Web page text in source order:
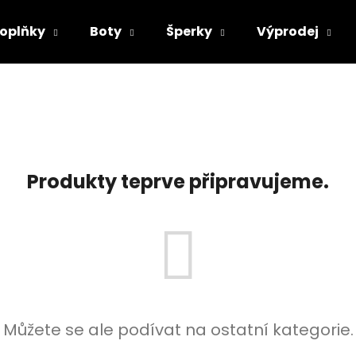
Boty Šperky Výprodej
Produkty teprve připravujeme.
Můžete se ale podívat na ostatní kategorie.